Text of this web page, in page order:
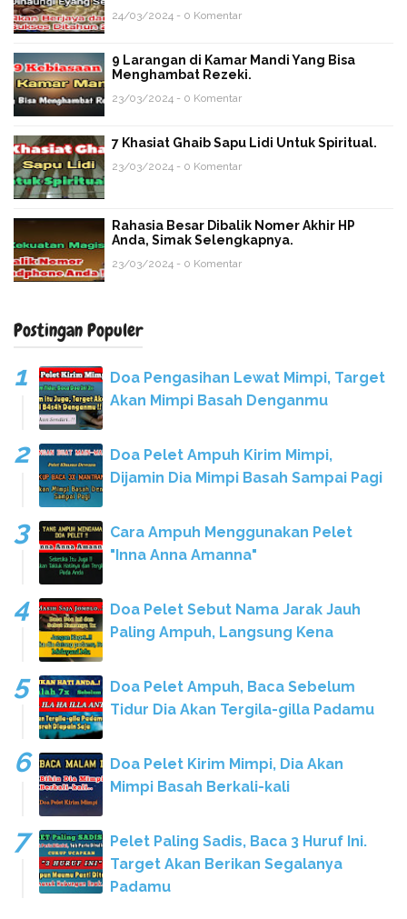
24/03/2024 - 0 Komentar
9 Larangan di Kamar Mandi Yang Bisa
Menghambat Rezeki.
23/03/2024 - 0 Komentar
7 Khasiat Ghaib Sapu Lidi Untuk Spiritual.
23/03/2024 - 0 Komentar
Rahasia Besar Dibalik Nomer Akhir HP
Anda, Simak Selengkapnya.
23/03/2024 - 0 Komentar
Postingan Populer
Doa Pengasihan Lewat Mimpi, Target
Akan Mimpi Basah Denganmu
Doa Pelet Ampuh Kirim Mimpi,
Dijamin Dia Mimpi Basah Sampai Pagi
Cara Ampuh Menggunakan Pelet
"Inna Anna Amanna"
Doa Pelet Sebut Nama Jarak Jauh
Paling Ampuh, Langsung Kena
Doa Pelet Ampuh, Baca Sebelum
Tidur Dia Akan Tergila-gilla Padamu
Doa Pelet Kirim Mimpi, Dia Akan
Mimpi Basah Berkali-kali
Pelet Paling Sadis, Baca 3 Huruf Ini.
Target Akan Berikan Segalanya
Padamu